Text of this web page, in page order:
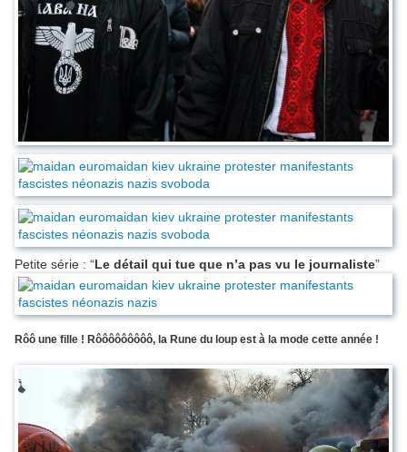
Petite série : “Le détail qui tue que n’a pas vu le journaliste”
Rôô une fille ! Rôôôôôôôôô, la Rune du loup est à la mode cette année !